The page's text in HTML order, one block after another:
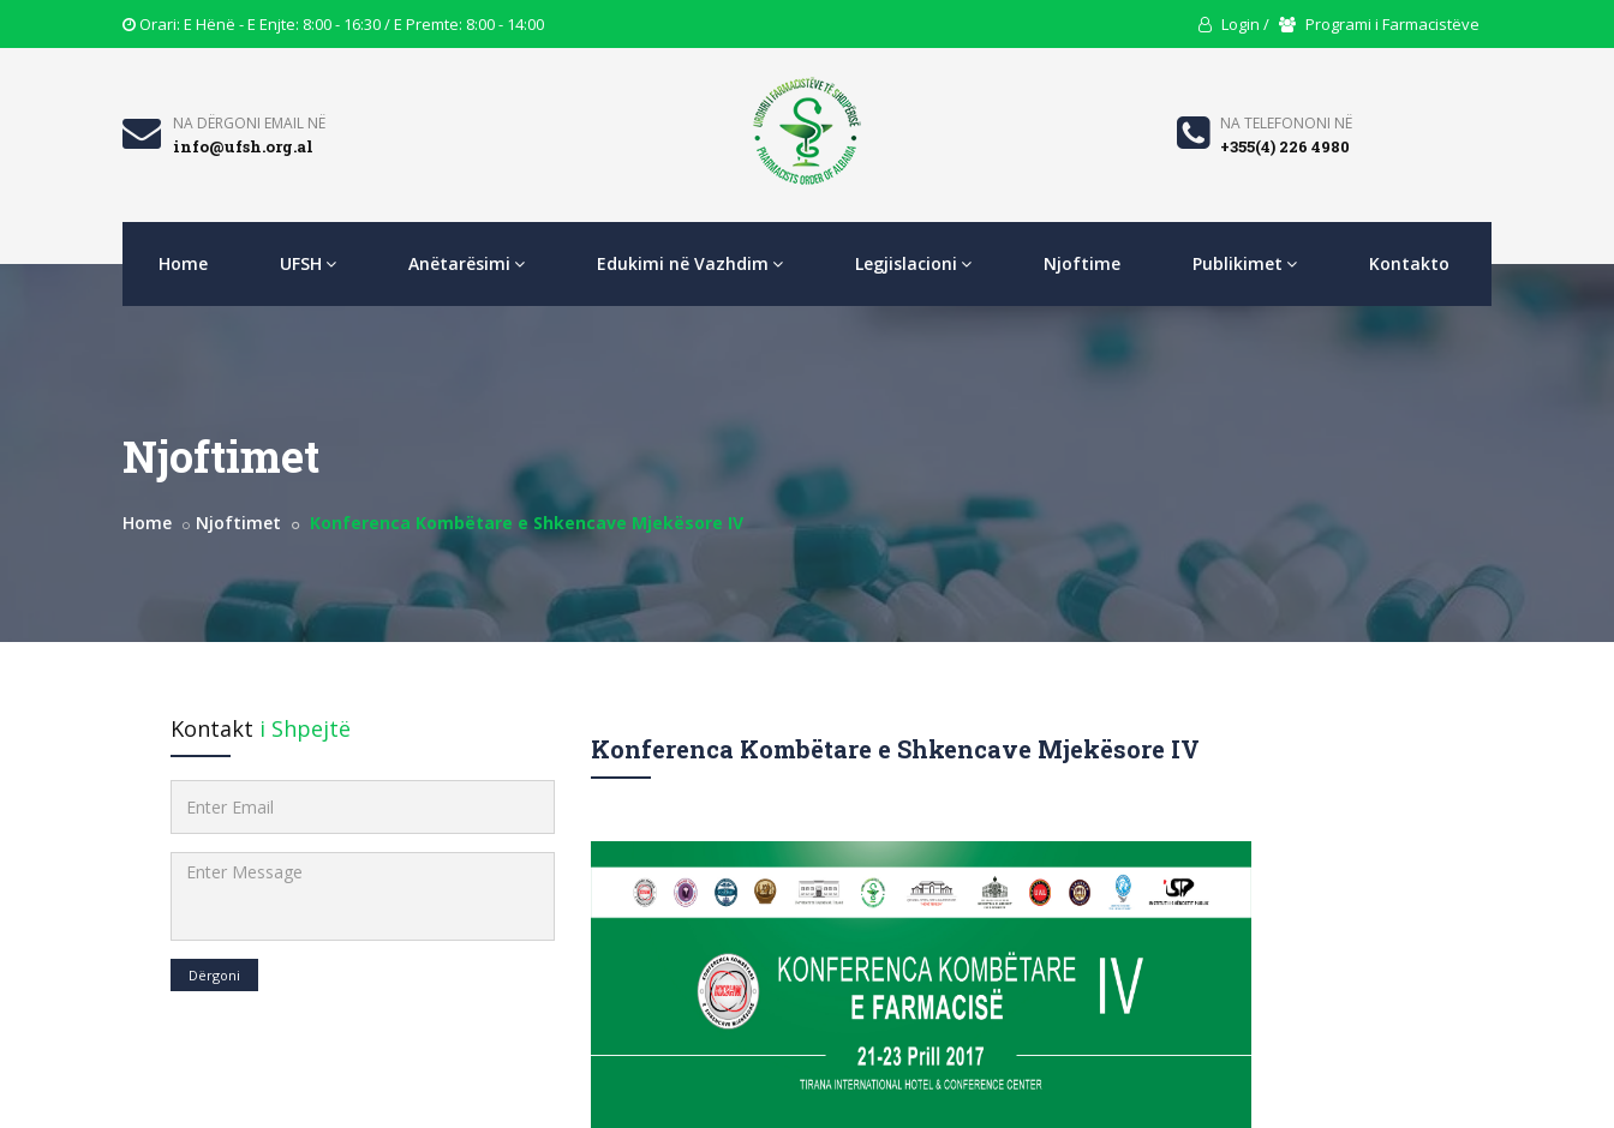
Opening
Icon
Orari: E Hënë - E Enjte: 8:00 - 16:30 / E Premte: 8:00 - 14:00 User
Login / Users
Programi i Farmacistëve
Email
Icon
NA DËRGONI EMAIL NË
info@ufsh.org.al
Phone
Icon
NA TELEFONONI NË
+355(4) 226 4980
Home UFSH Anëtarësimi Edukimi në Vazhdim Legjislacioni Njoftime Publikimet Kontakto
Njoftimet
Home Njoftimet Konferenca Kombëtare e Shkencave Mjekësore IV
Konferenca Kombëtare e Shkencave Mjekësore IV
Kontakt i Shpejtë
Dërgoni